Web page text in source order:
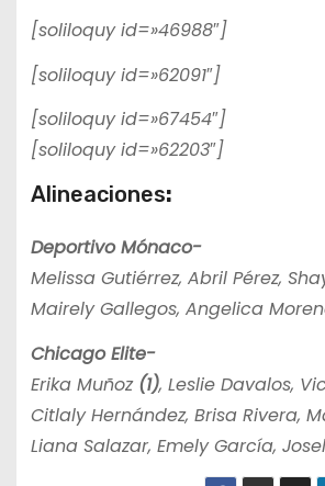
[soliloquy id=»46988″]
[soliloquy id=»62091″]
[soliloquy id=»67454″]
[soliloquy id=»62203″]
Alineaciones:
Deportivo Mónaco-
Melissa Gutiérrez, Abril Pérez,
Mairely Gallegos, Angelica
Chicago Elite-
Erika Muñoz (1), Leslie Davalos,
Citlaly Hernández, Brisa Rivera,
Liana Salazar, Emely García,